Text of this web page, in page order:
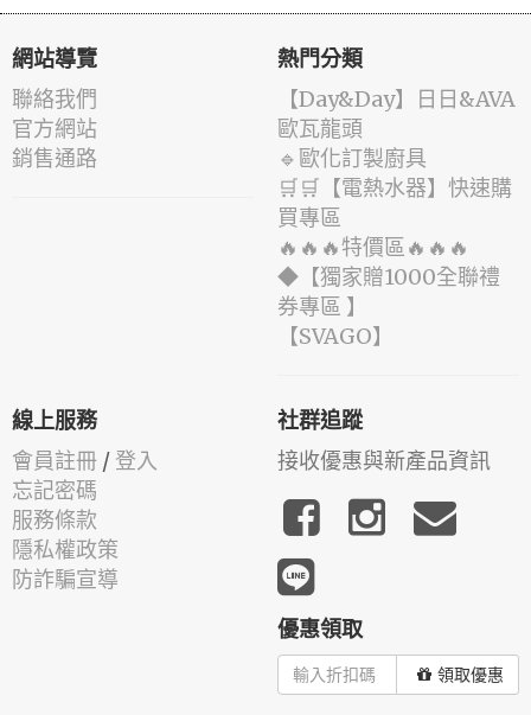
網站導覽
聯絡我們
官方網站
銷售通路
熱門分類
️【Day&Day】️日日&AVA
歐瓦龍頭
🔹歐化訂製廚具
🛒🛒【電熱水器】快速購
買專區
🔥🔥🔥特價區🔥🔥🔥
◆【獨家贈1000全聯禮
券專區 】
️【SVAGO】️
線上服務
會員註冊 / 登入
忘記密碼
服務條款
隱私權政策
防詐騙宣導
社群追蹤
接收優惠與新產品資訊
優惠領取
領取優惠